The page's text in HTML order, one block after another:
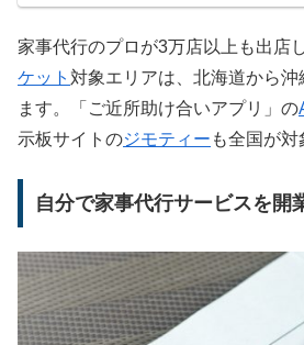
家事代行のプロが3万店以上も出店
ケット 対象エリアは、北海道から
ます。「ご近所助け合いアプリ」の
示板サイトのジモティー も全国が対
自分で家事代行サービスを開